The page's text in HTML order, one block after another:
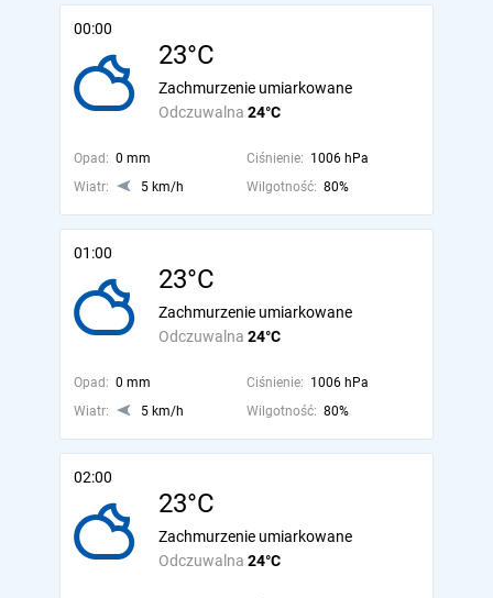
00:00
23°C
Odczuwalna 24°C
Zachmurzenie umiarkowane
Opad: 0 mm Ciśnienie: 1006 hPa
Wiatr:
5 km/h Wilgotność: 80%
01:00
23°C
Odczuwalna 24°C
Zachmurzenie umiarkowane
Opad: 0 mm Ciśnienie: 1006 hPa
Wiatr:
5 km/h Wilgotność: 80%
02:00
23°C
Odczuwalna 24°C
Zachmurzenie umiarkowane